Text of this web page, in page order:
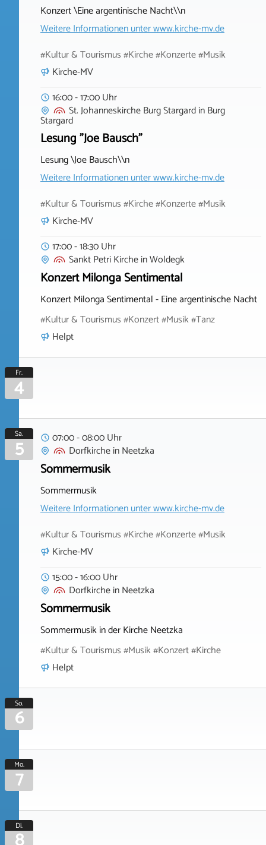
Konzert \Eine argentinische Nacht\\n
Weitere Informationen unterwww.kirche-mv.de
#Kultur & Tourismus #Kirche #Konzerte #Musik
Kirche-MV
16:00 - 17:00 Uhr
St. Johanneskirche Burg StargardinBurg
Stargard
Lesung "Joe Bausch"
Lesung \Joe Bausch\\n
Weitere Informationen unterwww.kirche-mv.de
#Kultur & Tourismus #Kirche #Konzerte #Musik
Kirche-MV
17:00 - 18:30 Uhr
Sankt Petri KircheinWoldegk
Konzert Milonga Sentimental
Konzert Milonga Sentimental - Eine argentinische Nacht
#Kultur & Tourismus #Konzert #Musik #Tanz
Helpt
Fr.
4
Sa.
5
07:00 - 08:00 Uhr
DorfkircheinNeetzka
Sommermusik
Sommermusik
Weitere Informationen unterwww.kirche-mv.de
#Kultur & Tourismus #Kirche #Konzerte #Musik
Kirche-MV
15:00 - 16:00 Uhr
DorfkircheinNeetzka
Sommermusik
Sommermusik in der Kirche Neetzka
#Kultur & Tourismus #Musik #Konzert #Kirche
Helpt
So.
6
Mo.
7
Di.